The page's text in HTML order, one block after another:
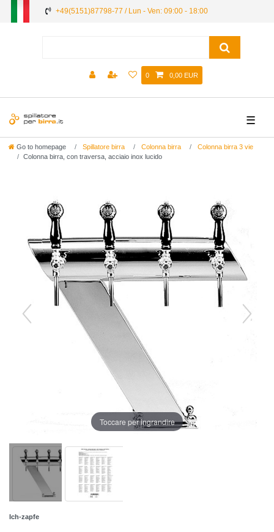
+49(5151)87798-77 / Lun - Ven: 09:00 - 18:00
0 0,00 EUR
☰
Go to homepage Spillatore birra Colonna birra
Colonna birra 3 vie
Colonna birra, con traversa, acciaio inox lucido
Toccare per ingrandire
Ich-zapfe